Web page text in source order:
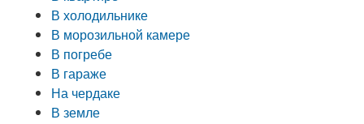
В холодильнике
В морозильной камере
В погребе
В гараже
На чердаке
В земле